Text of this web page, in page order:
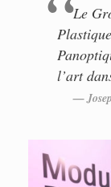
Le
l’art